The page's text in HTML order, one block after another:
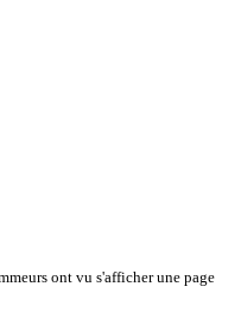
ont vu s'afficher une page